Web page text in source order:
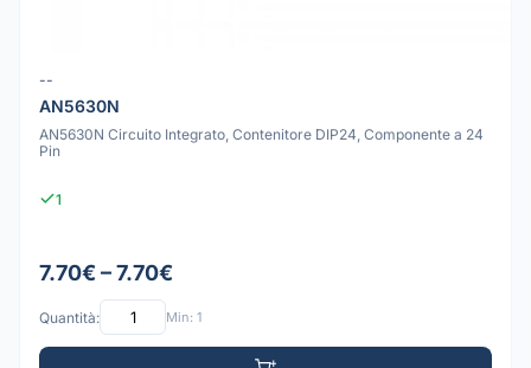
--
AN5630N
AN5630N Circuito Integrato, Contenitore DIP24, Componente a 24
Pin
1
7.70€ – 7.70€
Quantità: Min: 1